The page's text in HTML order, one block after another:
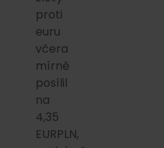
proti
euru
včera
mírně
posílil
na
4,35
EURPLN,